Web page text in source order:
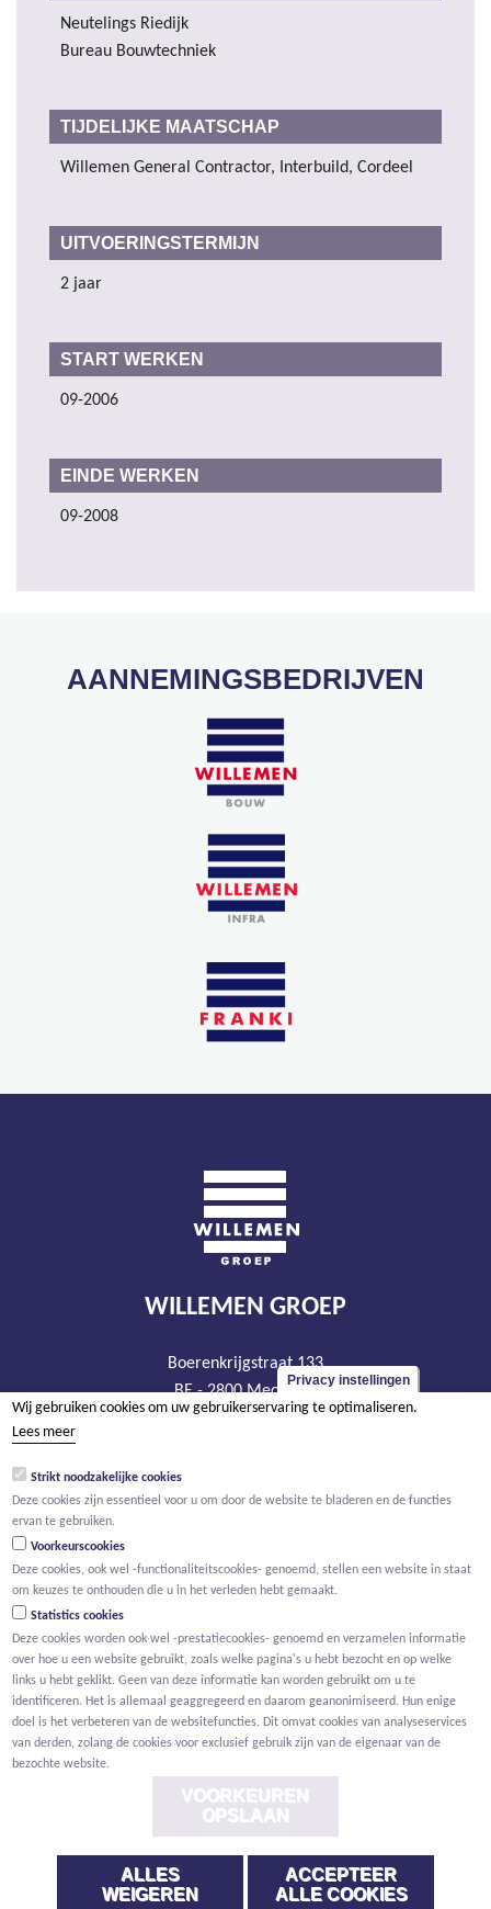
Neutelings Riedijk
Bureau Bouwtechniek
TIJDELIJKE MAATSCHAP
Willemen General Contractor, Interbuild, Cordeel
UITVOERINGSTERMIJN
2 jaar
START WERKEN
09-2006
EINDE WERKEN
09-2008
AANNEMINGSBEDRIJVEN
WILLEMEN GROEP
Boerenkrijgstraat 133
BE - 2800 Mechelen
tel +32 15 569 965
BTW BE 0466.256.432
Privacy Cookies Melding klokkenluider
Privacy instellingen
Wij gebruiken cookies om uw gebruikerservaring te optimaliseren.
Lees meer
Strikt noodzakelijke cookies
Deze cookies zijn essentieel voor u om door de website te bladeren en de functies
ervan te gebruiken.
Voorkeurscookies
Deze cookies, ook wel -functionaliteitscookies- genoemd, stellen een website in staat
om keuzes te onthouden die u in het verleden hebt gemaakt.
Statistics cookies
Deze cookies worden ook wel -prestatiecookies- genoemd en verzamelen informatie
over hoe u een website gebruikt, zoals welke pagina's u hebt bezocht en op welke
links u hebt geklikt. Geen van deze informatie kan worden gebruikt om u te
identificeren. Het is allemaal geaggregeerd en daarom geanonimiseerd. Hun enige
doel is het verbeteren van de websitefuncties. Dit omvat cookies van analyseservices
van derden, zolang de cookies voor exclusief gebruik zijn van de eigenaar van de
bezochte website.
VOORKEUREN
OPSLAAN
ALLES
WEIGEREN
ACCEPTEER
ALLE COOKIES